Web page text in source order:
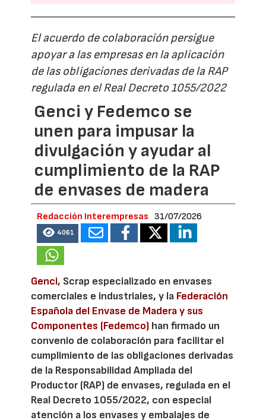
El acuerdo de colaboración persigue
apoyar a las empresas en la aplicación
de las obligaciones derivadas de la RAP
regulada en el Real Decreto 1055/2022
Genci y Fedemco se
unen para impusar la
divulgación y ayudar al
cumplimiento de la RAP
de envases de madera
Redacción Interempresas 31/07/2026
4061
Genci, Scrap especializado en envases
comerciales e industriales, y la Federación
Española del Envase de Madera y sus
Componentes (Fedemco) han firmado un
convenio de colaboración para facilitar el
cumplimiento de las obligaciones derivadas
de la Responsabilidad Ampliada del
Productor (RAP) de envases, regulada en el
Real Decreto 1055/2022, con especial
atención a los envases y embalajes de